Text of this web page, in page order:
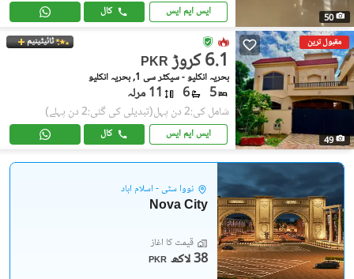
50 ایس ایم ایس کال
مقبول ترین
49
ٹائیٹینیم
PKR 6.1 کروڑ
بحریہ انکلیو - سیکٹر سی 1, بحریہ انکلیو
5
6 11 مرلہ
شامل کی:2 دن پہل (تبدیلی کی گئی:2 دن پہلے)
ایس ایم ایس کال
نووا سٹی - اسلام آباد
Nova City
قیمت کا آغاز
PKR 38 لاکھ